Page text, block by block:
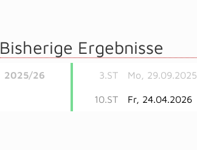
Bisherige Ergebnisse
2025/26 3.ST Mo, 29.09.2025
10.ST Fr, 24.04.2026